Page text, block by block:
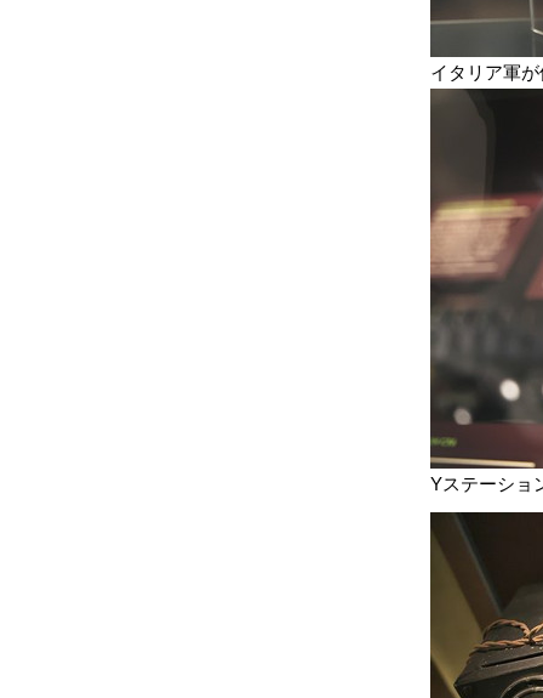
イタリア軍
Yステーショ